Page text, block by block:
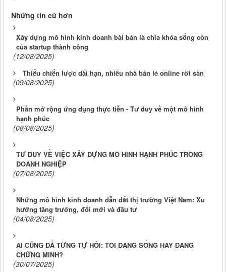
Những tin cũ hơn
Xây dựng mô hình kinh doanh bài bản là chìa khóa sống còn
của startup thành công
(12/08/2025)
Thiếu chiến lược dài hạn, nhiều nhà bán lẻ online rời sàn
(09/08/2025)
Phần mở rộng ứng dụng thực tiễn - Tư duy về một mô hình
hạnh phúc
(08/08/2025)
TƯ DUY VỀ VIỆC XÂY DỰNG MÔ HÌNH HẠNH PHÚC TRONG
DOANH NGHIỆP
(07/08/2025)
Những mô hình kinh doanh dẫn dắt thị trường Việt Nam: Xu
hướng tăng trưởng, đổi mới và đầu tư
(04/08/2025)
AI CŨNG ĐÃ TỪNG TỰ HỎI: TÔI ĐANG SỐNG HAY ĐANG
CHỨNG MINH?
(30/07/2025)